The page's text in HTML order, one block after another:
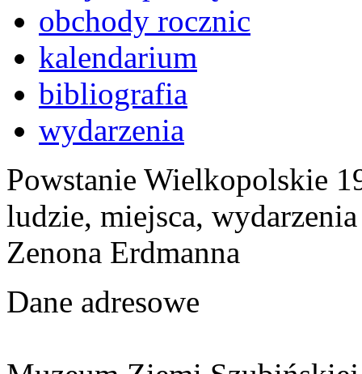
obchody rocznic
kalendarium
bibliografia
wydarzenia
Powstanie Wielkopolskie
ludzie, miejsca,
Zenona Erdmanna
Dane adresowe